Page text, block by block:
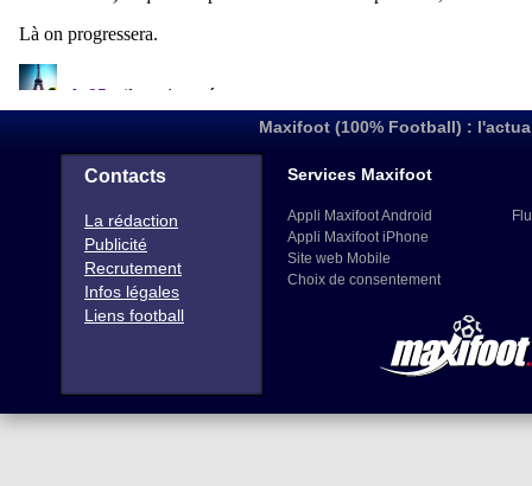
Maxifoot (100% Football) :
Contacts
La rédaction
Publicité
Recrutement
Infos légales
Liens football
Services Maxifoot
Appli Maxifoot Android
Appli Maxifoot iPhone
Site web Mobile
Choix de consentement